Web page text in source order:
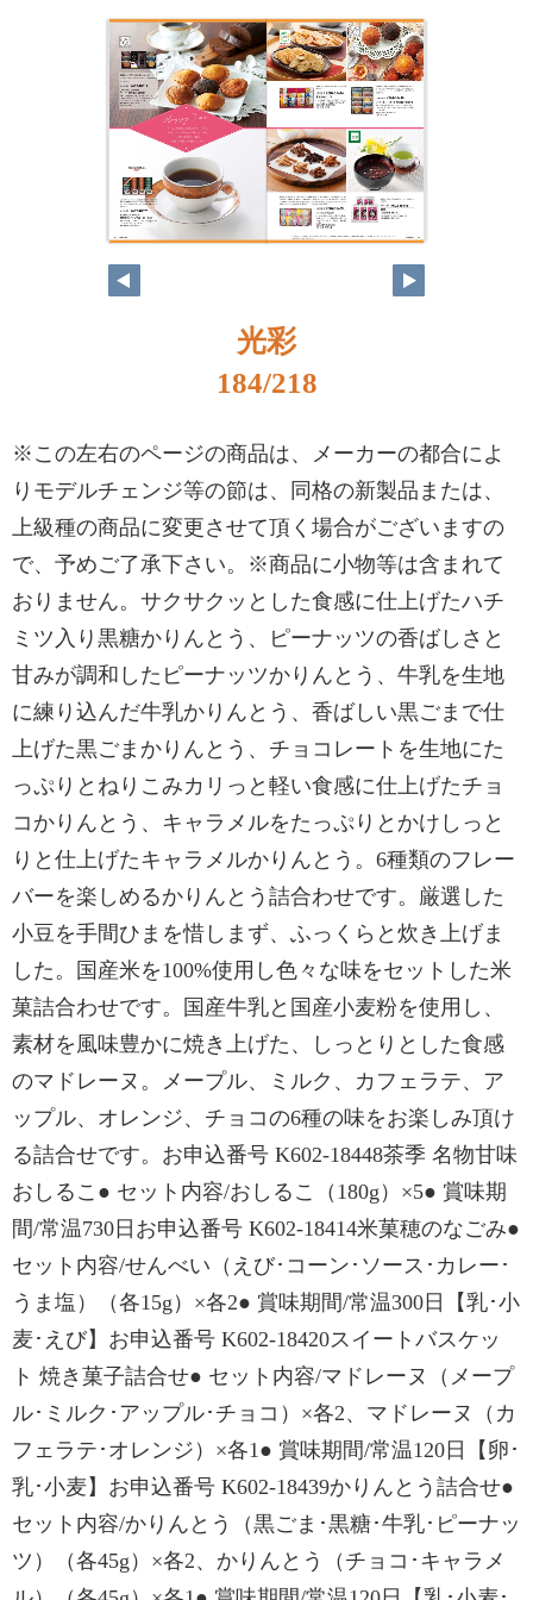
光彩
184/218
※この左右のページの商品は、メーカーの都合によ
りモデルチェンジ等の節は、同格の新製品または、
上級種の商品に変更させて頂く場合がございますの
で、予めご了承下さい。※商品に小物等は含まれて
おりません。サクサクッとした食感に仕上げたハチ
ミツ入り黒糖かりんとう、ピーナッツの香ばしさと
甘みが調和したピーナッツかりんとう、牛乳を生地
に練り込んだ牛乳かりんとう、香ばしい黒ごまで仕
上げた黒ごまかりんとう、チョコレートを生地にた
っぷりとねりこみカリっと軽い食感に仕上げたチョ
コかりんとう、キャラメルをたっぷりとかけしっと
りと仕上げたキャラメルかりんとう。6種類のフレー
バーを楽しめるかりんとう詰合わせです。厳選した
小豆を手間ひまを惜しまず、ふっくらと炊き上げま
した。国産米を100%使用し色々な味をセットした米
菓詰合わせです。国産牛乳と国産小麦粉を使用し、
素材を風味豊かに焼き上げた、しっとりとした食感
のマドレーヌ。メープル、ミルク、カフェラテ、ア
ップル、オレンジ、チョコの6種の味をお楽しみ頂け
る詰合せです。お申込番号 K602-18448茶季 名物甘味
おしるこ● セット内容/おしるこ（180g）×5● 賞味期
間/常温730日お申込番号 K602-18414米菓穂のなごみ●
セット内容/せんべい（えび･コーン･ソース･カレー･
うま塩）（各15g）×各2● 賞味期間/常温300日【乳･小
麦･えび】お申込番号 K602-18420スイートバスケッ
ト 焼き菓子詰合せ● セット内容/マドレーヌ（メープ
ル･ミルク･アップル･チョコ）×各2、マドレーヌ（カ
フェラテ･オレンジ）×各1● 賞味期間/常温120日【卵･
乳･小麦】お申込番号 K602-18439かりんとう詰合せ●
セット内容/かりんとう（黒ごま･黒糖･牛乳･ピーナッ
ツ）（各45g）×各2、かりんとう（チョコ･キャラメ